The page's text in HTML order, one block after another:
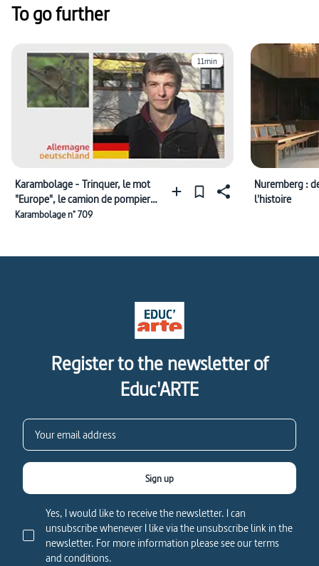
To go further
11min
Karambolage - Trinquer, le mot
"Europe", le camion de pompiers,
le 8 mai 1945, l'oiseau
Karambolage n° 709
Nuremberg :
l'histoire
Register to the newsletter of
Educ'ARTE
Yes, I would like to receive the newsletter. I can
unsubscribe whenever I like via the unsubscribe link in the
newsletter. For more information please see our terms
and conditions.
Sign up